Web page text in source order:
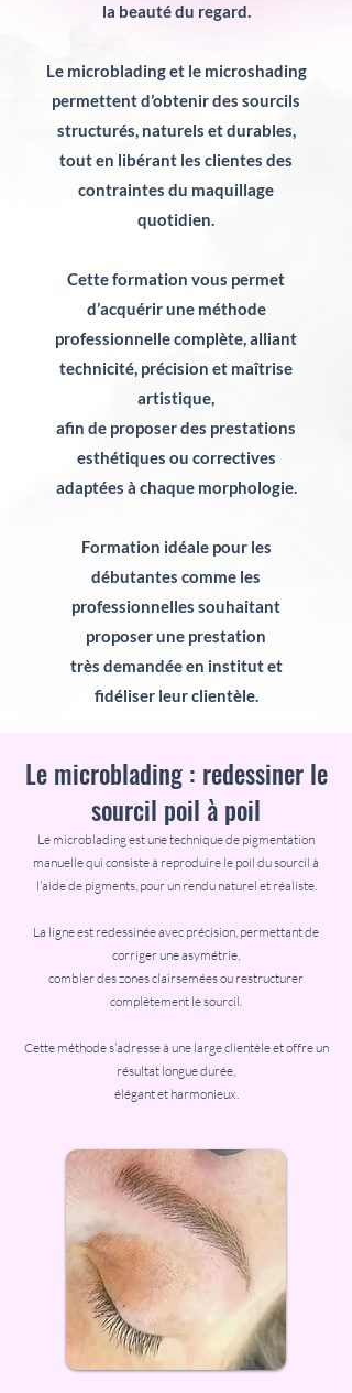
la beauté du regard.
Le microblading et le microshading
permettent d’obtenir des sourcils
structurés, naturels et durables,
tout en libérant les clientes des
contraintes du maquillage
quotidien.
Cette formation vous permet
d’acquérir une méthode
professionnelle complète, alliant
technicité, précision et maîtrise
artistique,
afin de proposer des prestations
esthétiques ou correctives
adaptées à chaque morphologie.
Formation idéale pour les
débutantes comme les
professionnelles souhaitant
proposer une prestation
très demandée en institut et
fidéliser leur clientèle.
Le microblading : redessiner le
sourcil poil à poil
Le microblading est une technique de pigmentation
manuelle qui consiste à reproduire le poil du sourcil à
l’aide de pigments, pour un rendu naturel et réaliste.
La ligne est redessinée avec précision, permettant de
corriger une asymétrie,
combler des zones clairsemées ou restructurer
complètement le sourcil.
Cette méthode s’adresse à une large clientèle et offre un
résultat longue durée,
élégant et harmonieux.